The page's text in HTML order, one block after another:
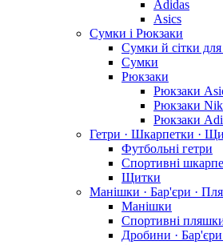
Adidas
Asics
Сумки і Рюкзаки
Сумки й сітки для
Сумки
Рюкзаки
Рюкзаки
Рюкзаки
Рюкзаки
Гетри · Шкарпетки ·
Футбольні гетри
Спортивні
Щитки
Манішки · Бар'єри ·
Манішки
Спортивні
Дробини ·